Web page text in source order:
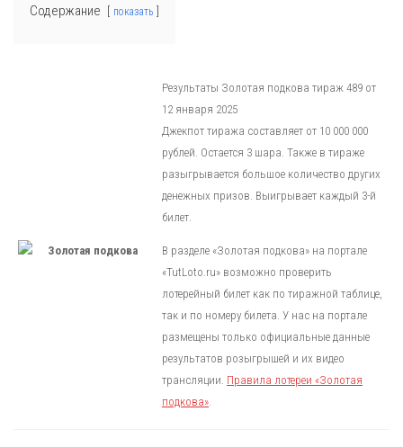
Содержание показать
Результаты Золотая подкова тираж 489 от
12 января 2025
Джекпот тиража составляет от 10 000 000
рублей. Остается 3 шара. Также в тираже
разыгрывается большое количество других
денежных призов. Выигрывает каждый 3-й
билет.
В разделе «Золотая подкова» на портале
«TutLoto.ru» возможно проверить
лотерейный билет как по тиражной таблице,
так и по номеру билета. У нас на портале
размещены только официальные данные
результатов розыгрышей и их видео
трансляции. Правила лотереи «Золотая
подкова».